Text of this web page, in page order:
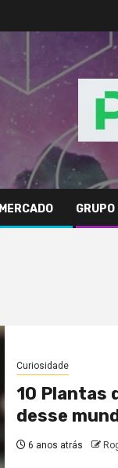
MERCADO GRUPO
Curiosidade
10 Plantas
desse
6 anos atrás